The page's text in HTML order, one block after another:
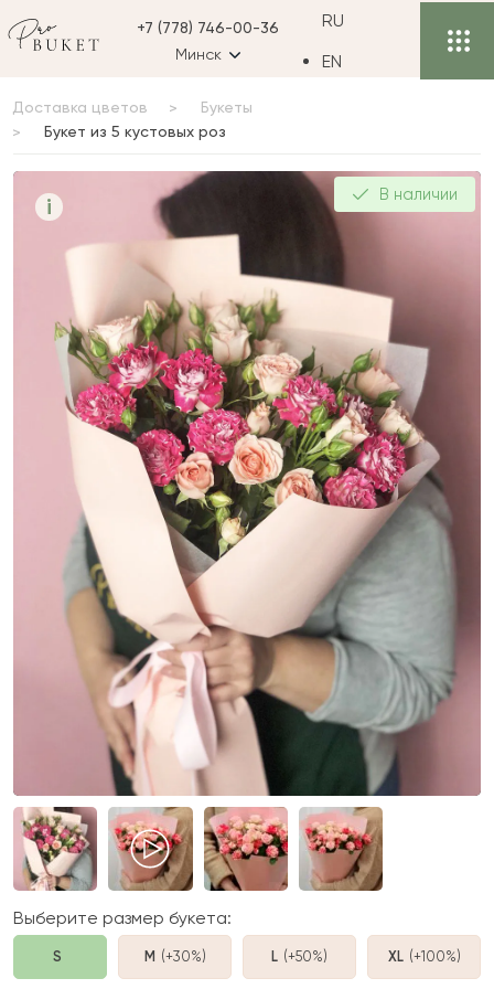
+7 (778) 746-00-36
Минск
RU
EN
Доставка цветов
Букеты
Букет из 5 кустовых роз
i
Букет из 5 кустовых роз В наличии
Выберите размер букета:
S M (+30%) L (+50%) XL (+100%)